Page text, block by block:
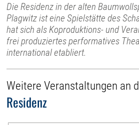
Die Residenz in der alten
Plagwitz ist eine Spielstätte des
hat sich als Koproduktions- und
frei produziertes performatives
international etabliert.
Weitere Veranstaltungen an
Residenz